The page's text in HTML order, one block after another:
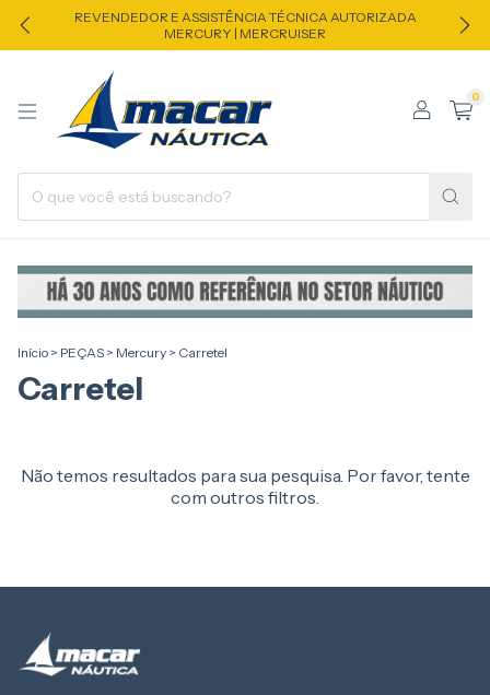
REVENDEDOR E ASSISTÊNCIA TÉCNICA AUTORIZADA
MERCURY | MERCRUISER
0
Início > PEÇAS > Mercury > Carretel
Carretel
Não temos resultados para sua pesquisa. Por favor, tente
com outros filtros.